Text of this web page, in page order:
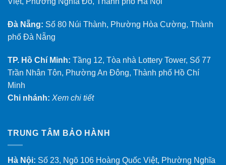
Đà Nẵng: Số 80 Núi Thành, Phường Hòa Cường, Thành
phố Đà Nẵng
TP. Hồ Chí Minh: Tầng 12, Tòa nhà Lottery Tower, Số 77
Trần Nhân Tôn, Phường An Đông, Thành phố Hồ Chí
Minh
Chi nhánh: Xem chi tiết
TRUNG TÂM BẢO HÀNH
Hà Nội: Số 23, Ngõ 106 Hoàng Quốc Việt, Phường Nghĩa